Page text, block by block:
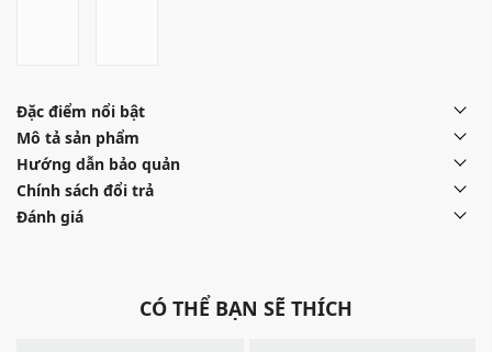
Đặc điểm nổi bật
Mô tả sản phẩm
Hướng dẫn bảo quản
Chính sách đổi trả
Đánh giá
CÓ THỂ BẠN SẼ THÍCH